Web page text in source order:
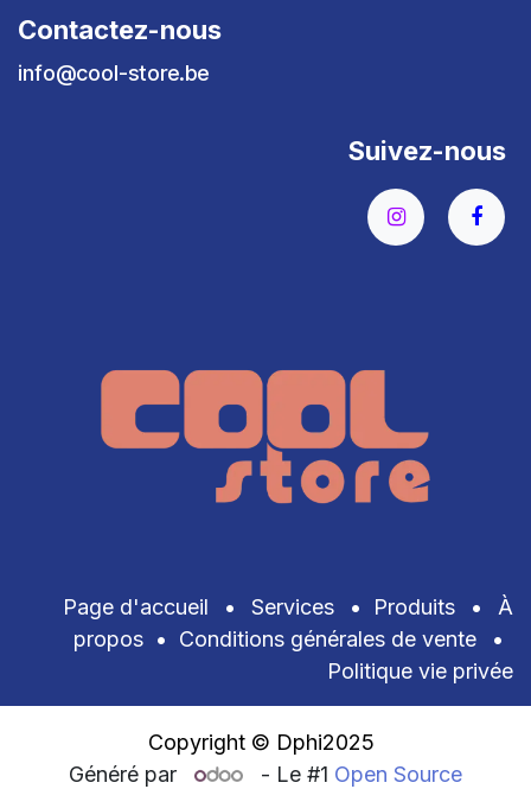
Contactez-nous
info@cool-store.be
Suivez-nous
Page d'accueil • Services • Produits •
À
propos • Conditions générales de vente
•
Politique vie privée
Copyright © Dphi2025
Généré par
- Le #1 Open Source